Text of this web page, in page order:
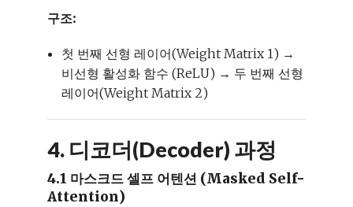
구조:
첫 번째 선형 레이어(Weight Matrix 1) →
비선형 활성화 함수 (ReLU) → 두 번째 선형
레이어(Weight Matrix 2)
4. 디코더(Decoder) 과정
4.1 마스크드 셀프 어텐션 (Masked Self-
Attention)